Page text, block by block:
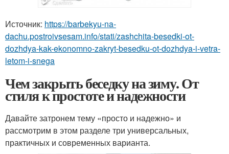
Источник: https://barbekyu-na-
dachu.postroivsesam.info/stati/zashchita-besedki-ot-
dozhdya-kak-ekonomno-zakryt-besedku-ot-dozhdya-i-vetra-
letom-i-snega
Чем закрыть беседку на зиму. От
стиля к простоте и надежности
Давайте затронем тему «просто и надежно» и
рассмотрим в этом разделе три универсальных,
практичных и современных варианта.